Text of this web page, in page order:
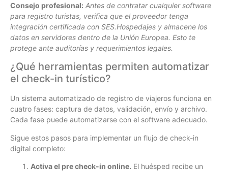
Consejo profesional: Antes de contratar cualquier software
para registro turistas, verifica que el proveedor tenga
integración certificada con SES.Hospedajes y almacene los
datos en servidores dentro de la Unión Europea. Esto te
protege ante auditorías y requerimientos legales.
¿Qué herramientas permiten automatizar
el check-in turístico?
Un sistema automatizado de registro de viajeros funciona en
cuatro fases: captura de datos, validación, envío y archivo.
Cada fase puede automatizarse con el software adecuado.
Sigue estos pasos para implementar un flujo de check-in
digital completo:
Activa el pre check-in online. El huésped recibe un